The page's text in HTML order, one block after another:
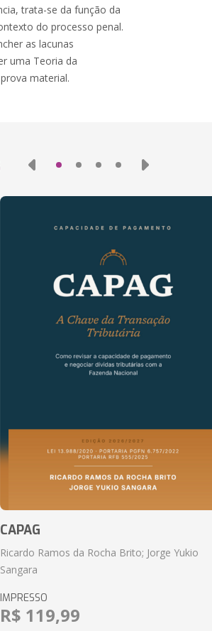
trata-se da função da
do processo penal.
as lacunas
uma Teoria da
material.
CAPAG
Ricardo Ramos da Rocha Brito; Jorge Yukio
Sangara
IMPRESSO
R$ 119,99